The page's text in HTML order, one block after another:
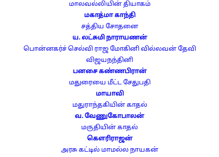
மாலவல்லியின் தியாகம்
மகாத்மா காந்தி
சத்திய சோதனை
ய. லட்சுமி நாராயணன்
பொன்னகர்ச் செல்வி ராஜ மோகினி வில்லவன் தேவி
விஜயநந்தினி
பனசை கண்ணபிரான்
மதுரையை மீட்ட சேதுபதி
மாயாவி
மதுராந்தகியின் காதல்
வ. வேணுகோபாலன்
மருதியின் காதல்
கௌரிராஜன்
அரசு கட்டில் மாமல்ல நாயகன்